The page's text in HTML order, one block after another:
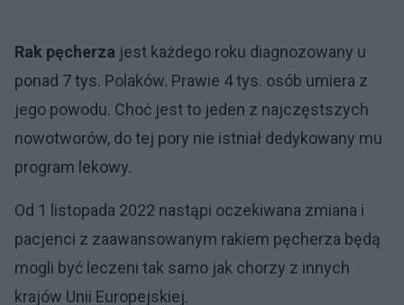
Rak pęcherza jest każdego roku diagnozowany u
ponad 7 tys. Polaków. Prawie 4 tys. osób umiera z
jego powodu. Choć jest to jeden z najczęstszych
nowotworów, do tej pory nie istniał dedykowany mu
program lekowy.
Od 1 listopada 2022 nastąpi oczekiwana zmiana i
pacjenci z zaawansowanym rakiem pęcherza będą
mogli być leczeni tak samo jak chorzy z innych
krajów Unii Europejskiej.